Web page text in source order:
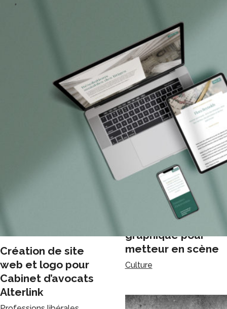
Création de site
bilingue et univers
graphique pour
metteur en scène
Culture
Création de site
web et logo pour
Cabinet d’avocats
Alterlink